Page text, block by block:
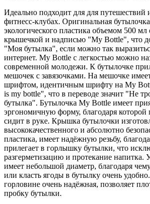
Идеально подходит для для путешествий
фитнесс-клубах. Оригинальная
экологического пластика объемом 500 мл
крышечкой и надписью "My Bottle", что
"Моя бутылка", если можно так
интернет. My Bottle с легкостью можно
современной молодежи. К бутылочке
мешочек с завязочками. На мешочке
шрифтом, идентичным шрифту на My
is my bottle", что в переводе значит "Не
бутылка". Бутылочка My Bottle имеет
эргономичную форму, благодаря которой
сидит в руке. Крышка бутылочки
высококачественного и абсолютно
пластика, имеет надёжную резьбу,
прилегает в горлышку бутылки, что
разгерметизацию и протекание напитка.
имеет небольшой диаметр, благодаря
или класть ягоды в бутылку очень
горловине очень надёжная, позволяет
пробку бутылки.